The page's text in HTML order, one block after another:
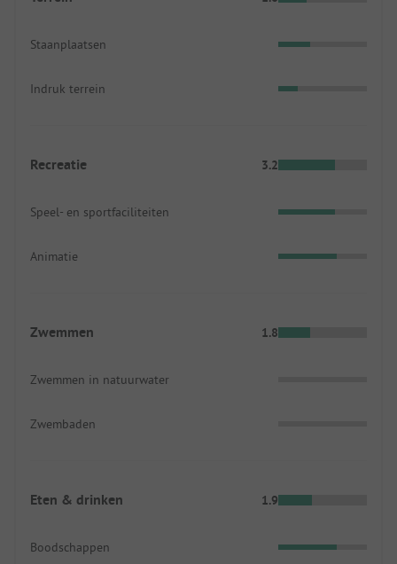
Staanplaatsen
Indruk terrein
Recreatie 3.2
Speel- en sportfaciliteiten
Animatie
Zwemmen 1.8
Zwemmen in natuurwater
Zwembaden
Eten & drinken 1.9
Boodschappen